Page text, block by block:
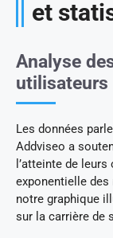
et
Analyse
utilisateurs
Les données
Addviseo a
l’atteinte de
exponentielle
notre graphique
sur la carrière de